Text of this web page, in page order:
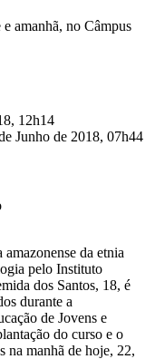
amanhã, no Câmpus
12h14
Junho de 2018, 07h44
da etnia
pelo Instituto
dos Santos, 18, é
durante a
de Jovens e
do curso e o
na manhã de hoje, 22,